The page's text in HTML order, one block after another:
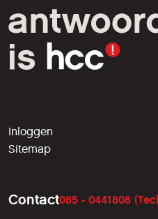
Inloggen
Sitemap
Contact085 - 0441808